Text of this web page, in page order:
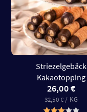
Striezelgebäck
Kakaotopping
26,00 €
32,50 € / KG